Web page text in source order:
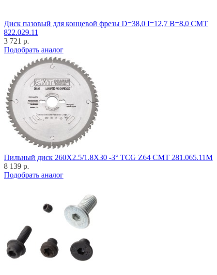
Диск пазовый для концевой фрезы D=38,0 I=12,7 B=8,0 CMT
822.029.11
3 721 р.
Подобрать аналог
Пильный диск 260X2.5/1.8X30 -3° TCG Z64 CMT 281.065.11M
8 139 р.
Подобрать аналог